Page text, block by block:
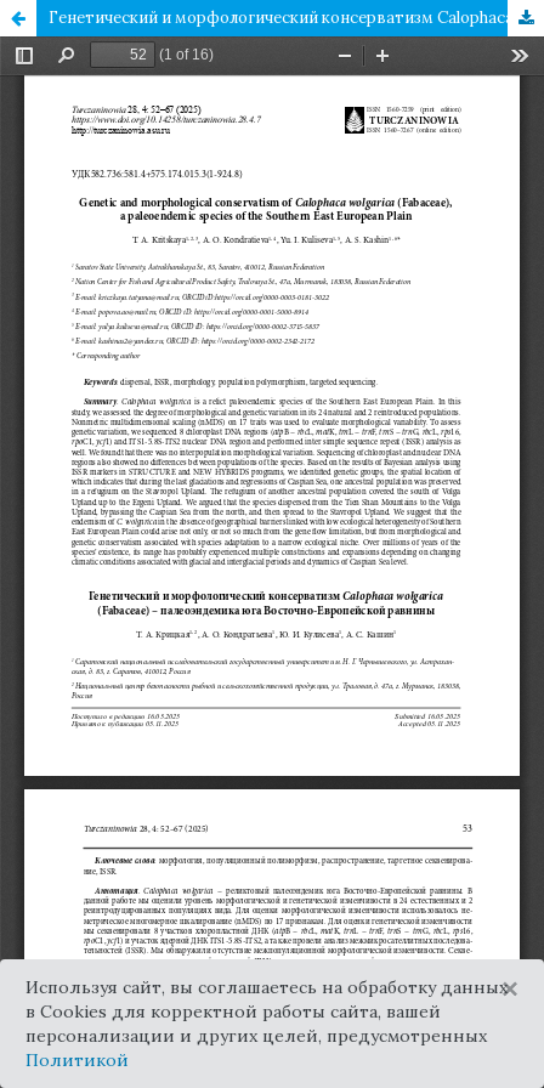
Генетический и морфологический консерватизм Calophaca wolgarica (Fabaceae) – палеоэндемика юга Восточно-Европейской равнины
Используя сайт, вы соглашаетесь на обработку данных
в Cookies для корректной работы сайта, вашей
персонализации и других целей, предусмотренных
Политикой
×